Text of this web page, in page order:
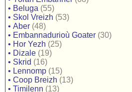
• Beluga (55)
• Skol Vreizh (53)
• Aber (48)
• Embannadurioù Goater (30)
• Hor Yezh (25)
• Dizale (19)
• Skrid (16)
• Lennomp (15)
• Coop Breizh (13)
• Timilenn (13)